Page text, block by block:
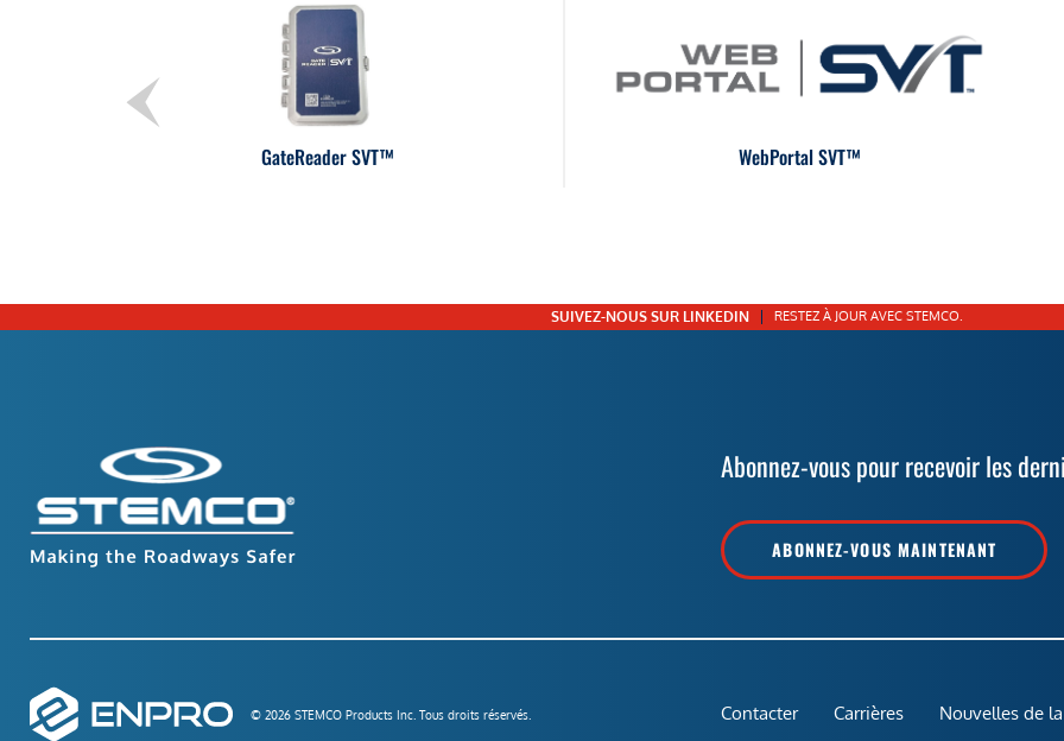
GateReader SVT™ WebPortal SVT™
SUIVEZ-NOUS SUR LINKEDIN RESTEZ À JOUR AVEC STEMCO.
Abonnez-vous pour recevoir les
ABONNEZ-VOUS MAINTENANT
© 2026 STEMCO Products Inc. Tous droits réservés. Contacter Carrières Nouvelles de